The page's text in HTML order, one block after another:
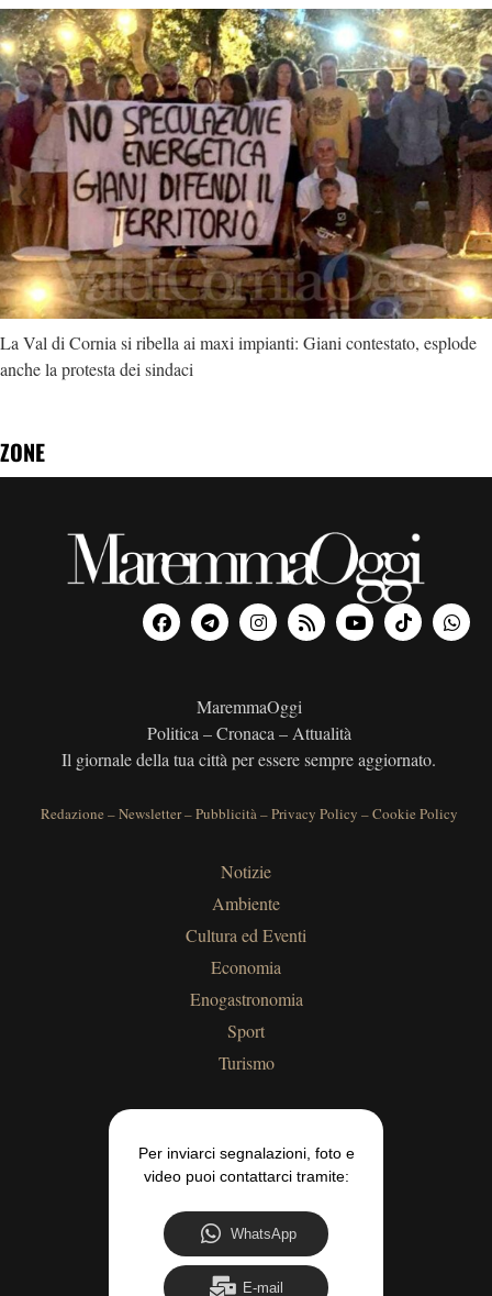
La Val di Cornia si ribella ai maxi impianti: Giani contestato, esplode
anche la protesta dei sindaci
ZONE
MaremmaOggi
Politica – Cronaca – Attualità
Il giornale della tua città per essere sempre aggiornato.
Redazione –Newsletter–Pubblicità–Privacy Policy –Cookie Policy
Notizie
Ambiente
Cultura ed Eventi
Economia
Enogastronomia
Sport
Turismo
Per inviarci segnalazioni, foto e
video puoi contattarci tramite:
WhatsApp
E-mail